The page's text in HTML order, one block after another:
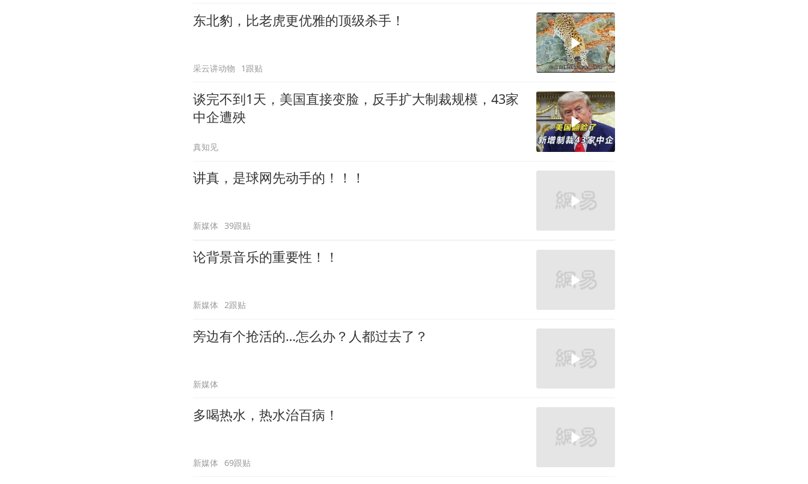
东北豹，比老虎更优雅的顶级杀手！
采云讲动物 1跟贴
谈完不到1天，美国直接变脸，反手扩大制裁规模，43家
中企遭殃
真知见
讲真，是球网先动手的！！！
新媒体 39跟贴
论背景音乐的重要性！！
新媒体 2跟贴
旁边有个抢活的…怎么办？人都过去了？
新媒体
多喝热水，热水治百病！
新媒体 69跟贴